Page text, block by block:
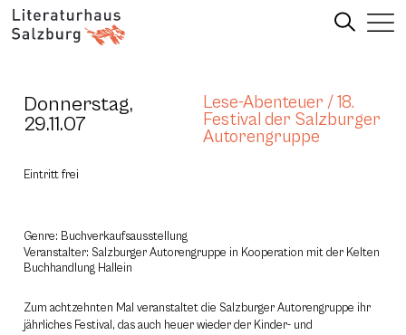
Donnerstag,
29.11.07
Lese-Abenteuer / 18.
Festival der Salzburger
Autorengruppe
Eintritt frei
Genre: Buchverkaufsausstellung
Veranstalter: Salzburger Autorengruppe in Kooperation mit der Kelten
Buchhandlung Hallein
Zum achtzehnten Mal veranstaltet die Salzburger Autorengruppe ihr
jährliches Festival, das auch heuer wieder der Kinder- und